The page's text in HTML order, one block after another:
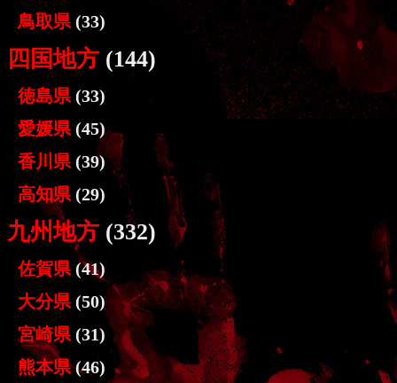
鳥取県 (33)
四国地方 (144)
徳島県 (33)
愛媛県 (45)
香川県 (39)
高知県 (29)
九州地方 (332)
佐賀県 (41)
大分県 (50)
宮崎県 (31)
熊本県(46)